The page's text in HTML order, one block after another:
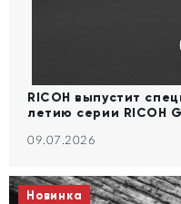
09.07.2026
RICOH выпустит
летию серии RICOH
Новинка